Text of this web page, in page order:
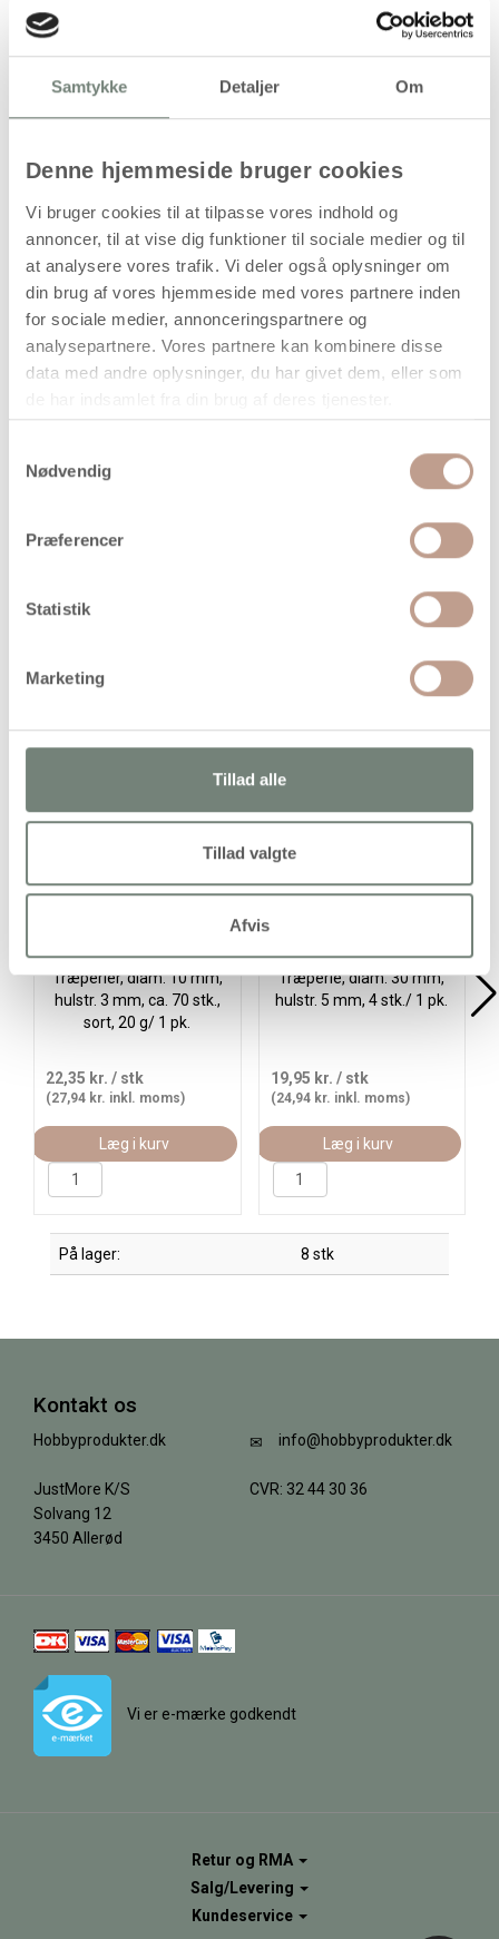
Samtykke Detaljer Om
Denne hjemmeside bruger cookies
Vi bruger cookies til at tilpasse vores indhold og
annoncer, til at vise dig funktioner til sociale medier og til
at analysere vores trafik. Vi deler også oplysninger om
din brug af vores hjemmeside med vores partnere inden
for sociale medier, annonceringspartnere og
analysepartnere. Vores partnere kan kombinere disse
data med andre oplysninger, du har givet dem, eller som
Nødvendig
Præferencer
Statistik
Marketing
Tillad alle
Tillad valgte
Afvis
1 stk 249,00 kr.
Leveringsomkostninger
Læg i kurven
Din bestilling er først bindende,
når vi har bekræftet din ordre.
Levering: 1-3 hverdage
Perle af ubehandlet træ med gennemboret hul
Træperler, diam. 10 mm,
hulstr. 3 mm, ca. 70 stk.,
sort, 20 g/ 1 pk.
22,35 kr. / stk
(27,94 kr. inkl. moms)
Læg i kurv
Træperle, diam. 30 mm,
hulstr. 5 mm, 4 stk./ 1 pk.
19,95 kr. / stk
(24,94 kr. inkl. moms)
Læg i kurv
På lager: 8 stk
Kontakt os
Hobbyprodukter.dk
JustMore K/S
Solvang 12
3450 Allerød
info@hobbyprodukter.dk
CVR: 32 44 30 36
Vi er e-mærke godkendt
Retur og RMA
Salg/Levering
Kundeservice